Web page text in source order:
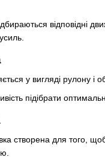
відповідні
у вигляді рулону і
підібрати
створена для того, щоб